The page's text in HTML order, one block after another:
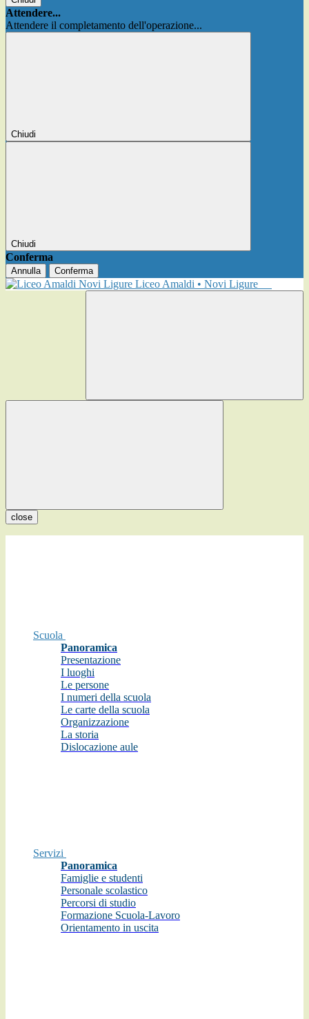
Attendere...
Attendere il completamento dell'operazione...
Chiudi
Chiudi
Conferma
Annulla Conferma
Liceo Amaldi • Novi Ligure
close
Scuola
Panoramica
Presentazione
I luoghi
Le persone
I numeri della scuola
Le carte della scuola
Organizzazione
La storia
Dislocazione aule
Servizi
Panoramica
Famiglie e studenti
Personale scolastico
Percorsi di studio
Formazione Scuola-Lavoro
Orientamento in uscita